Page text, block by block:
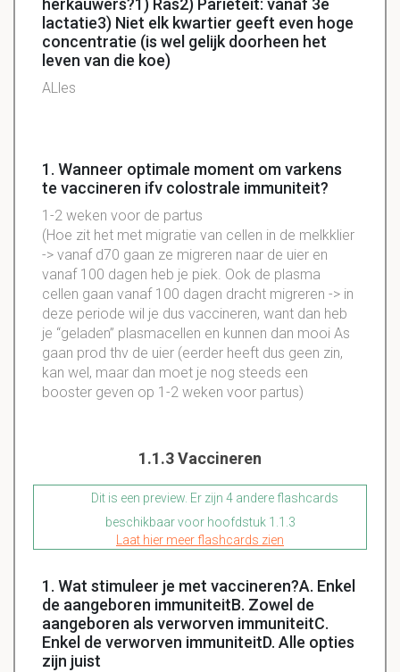
herkauwers?1) Ras2) Parieteit: vanaf 3e
lactatie3) Niet elk kwartier geeft even hoge
concentratie (is wel gelijk doorheen het
leven van die koe)
ALles
1. Wanneer optimale moment om varkens
te vaccineren ifv colostrale immuniteit?
1-2 weken voor de partus
(Hoe zit het met migratie van cellen in de melkklier
-> vanaf d70 gaan ze migreren naar de uier en
vanaf 100 dagen heb je piek. Ook de plasma
cellen gaan vanaf 100 dagen dracht migreren -> in
deze periode wil je dus vaccineren, want dan heb
je “geladen” plasmacellen en kunnen dan mooi As
gaan prod thv de uier (eerder heeft dus geen zin,
kan wel, maar dan moet je nog steeds een
booster geven op 1-2 weken voor partus)
1.1.3 Vaccineren
Dit is een preview. Er zijn 4 andere flashcards
beschikbaar voor hoofdstuk 1.1.3
Laat hier meer flashcards zien
1. Wat stimuleer je met vaccineren?A. Enkel
de aangeboren immuniteitB. Zowel de
aangeboren als verworven immuniteitC.
Enkel de verworven immuniteitD. Alle opties
zijn juist